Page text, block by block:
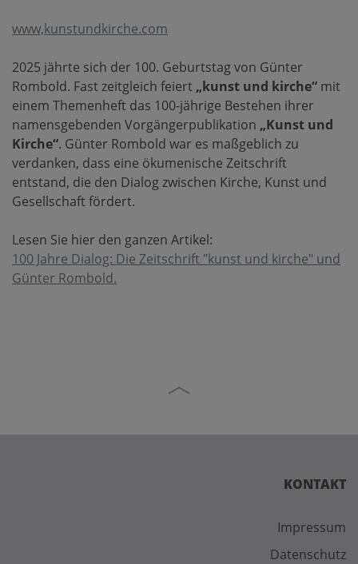
www,kunstundkirche.com
2025 jährte sich der 100. Geburtstag von Günter
Rombold. Fast zeitgleich feiert „kunst und kirche“ mit
einem Themenheft das 100-jährige Bestehen ihrer
namensgebenden Vorgängerpublikation „Kunst und
Kirche“. Günter Rombold war es maßgeblich zu
verdanken, dass eine ökumenische Zeitschrift
entstand, die den Dialog zwischen Kirche, Kunst und
Gesellschaft fördert.
Lesen Sie hier den ganzen Artikel:
100 Jahre Dialog: Die Zeitschrift "kunst und kirche" und
Günter Rombold.
KONTAKT
Impressum
Datenschutz